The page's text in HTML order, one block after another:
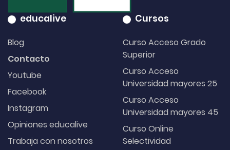
educalive
Blog
Contacto
Youtube
Facebook
Instagram
Opiniones educalive
Trabaja con nosotros
Cursos
Curso Acceso Grado
Superior
Curso Acceso
Universidad mayores 25
Curso Acceso
Universidad mayores 45
Curso Online
Selectividad